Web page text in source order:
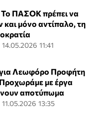
ΠΑΣΟΚ πρέπει να
και μόνο αντίπαλο, τη
14.05.2026 11:41
Λεωφόρο Προφήτη
με έργα
αποτύπωμα
11.05.2026 13:35